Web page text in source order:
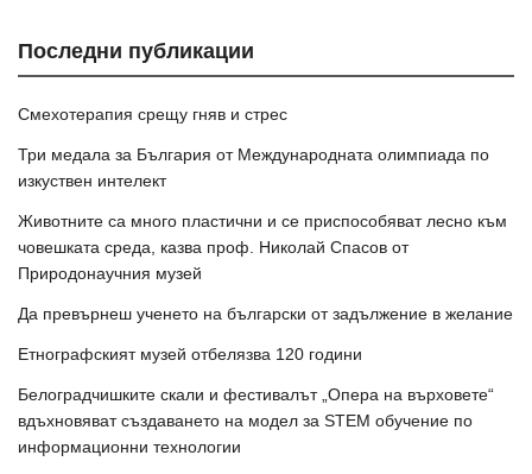
Последни публикации
Смехотерапия срещу гняв и стрес
Три медала за България от Международната олимпиада по
изкуствен интелект
Животните са много пластични и се приспособяват лесно към
човешката среда, казва проф. Николай Спасов от
Природонаучния музей
Да превърнеш ученето на български от задължение в желание
Етнографският музей отбелязва 120 години
Белоградчишките скали и фестивалът „Опера на върховете“
вдъхновяват създаването на модел за STEM обучение по
информационни технологии